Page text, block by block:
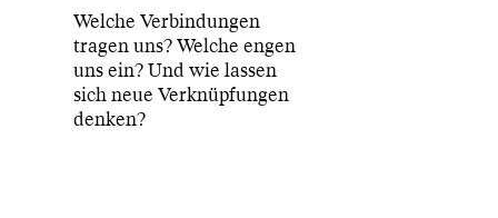
Welche Verbindungen
tragen uns? Welche engen
uns ein? Und wie lassen
sich neue Verknüpfungen
denken?